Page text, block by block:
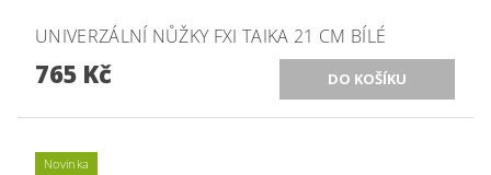
UNIVERZÁLNÍ NŮŽKY FXI TAIKA 21 CM BÍLÉ
765 Kč
Novinka